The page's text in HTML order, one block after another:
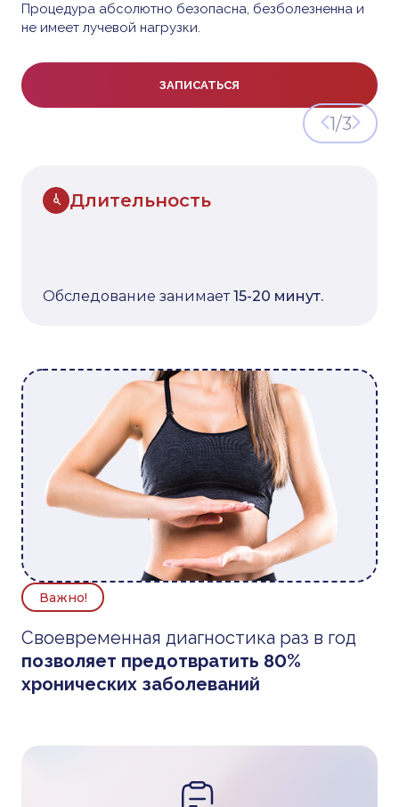
Процедура абсолютно безопасна, безболезненна и
не имеет лучевой нагрузки.
ЗАПИСАТЬСЯ
1/3
Длительность
Обследование занимает15-20 минут.
Важно!
Своевременная диагностика раз в год
позволяет предотвратить 80%
хронических заболеваний